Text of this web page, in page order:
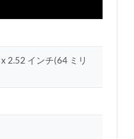
2.52 インチ(64 ミリ